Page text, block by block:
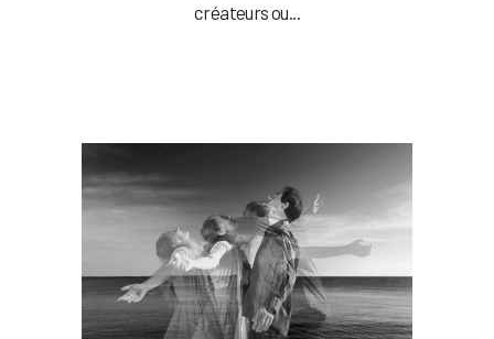
créateurs ou...